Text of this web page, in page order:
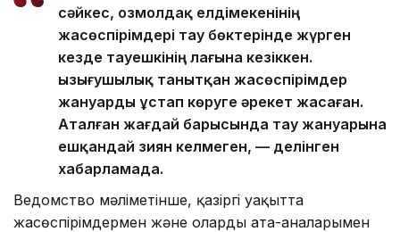
сәйкес, Қозмолдақ елдімекенінің
жасөспірімдері тау бөктерінде жүрген
кезде тауешкінің лағына кезіккен.
Қызығушылық танытқан жасөспірімдер
жануарды ұстап көруге әрекет жасаған.
Аталған жағдай барысында тау жануарына
ешқандай зиян келмеген, — делінген
хабарламада.
Ведомство мәліметінше, қазіргі уақытта
жасөспірімдермен және олардың ата-аналарымен